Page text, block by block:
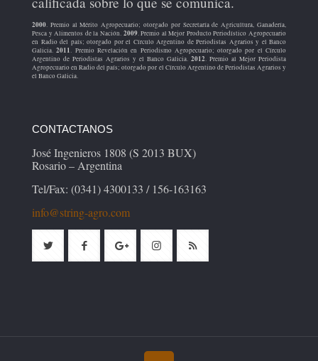
2000. Premio al Mérito Agropecuario; otorgado por Secretaría de Agricultura, Ganadería,
Pesca y Alimentos de la Nación. 2009. Premio al Mejor Producto Periodístico Agropecuario
en Radio del país; otorgado por el Círculo Argentino de Periodistas Agrarios y el Banco
Galicia.2011 . Premio Revelación en Periodismo Agropecuario; otorgado por el Círculo
Argentino de Periodistas Agrarios y el Banco Galicia. 2012. Premio al Mejor Periodista
Agropecuario en Radio del país; otorgado por el Círculo Argentino de Periodistas Agrarios y
el Banco Galicia.
CONTACTANOS
José Ingenieros 1808 (S 2013 BUX)
Rosario – Argentina
Tel/Fax: (0341) 4300133 / 156-163163
info@string-agro.com